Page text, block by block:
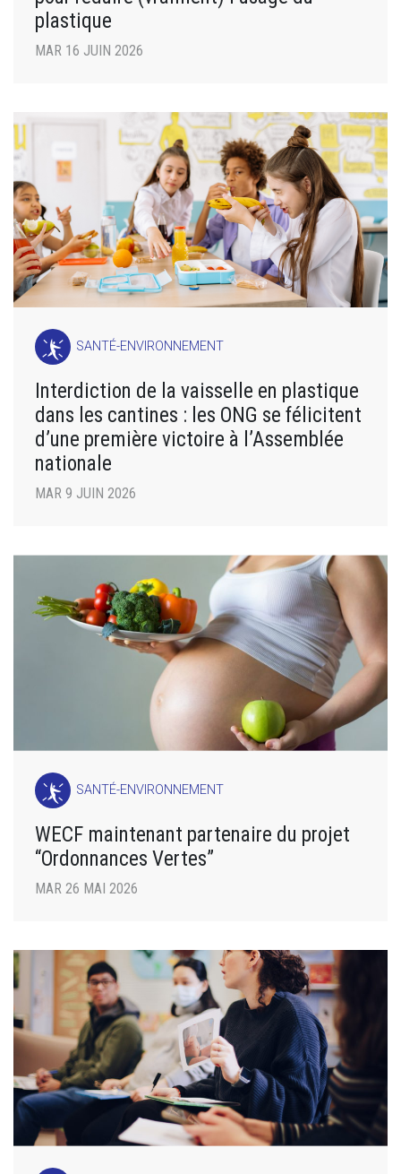
plastique
MAR 16 JUIN 2026
SANTÉ-ENVIRONNEMENT
Interdiction de la vaisselle en plastique
dans les cantines : les ONG se félicitent
d’une première victoire à l’Assemblée
nationale
MAR 9 JUIN 2026
SANTÉ-ENVIRONNEMENT
WECF maintenant partenaire du projet
“Ordonnances Vertes”
MAR 26 MAI 2026